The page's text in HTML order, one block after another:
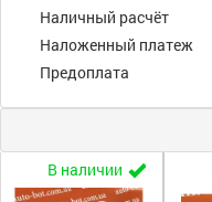
Наличный расчёт
Наложенный платеж
Предоплата
В наличии